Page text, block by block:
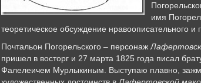
имя
теоретическое обсуждение нравоописательного и
Почтальон Погорельского – персонаж
пришел в восторг и 27 марта 1825 года писал
Фалелеичем Мурлыкиным. Выступаю плавно,